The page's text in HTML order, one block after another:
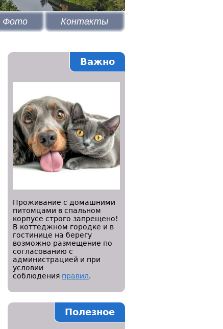
Фото Контакты
Важно
Проживание с домашними
питомцами в спальном
корпусе строго запрещено!
В коттеджном городке и в
гостинице на берегу
возможно размещение по
согласованию с
администрацией и при
условии
соблюдения правил.
Полезное